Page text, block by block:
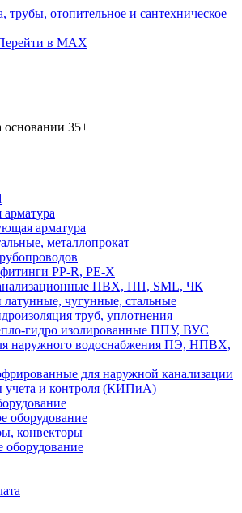
основании 35+
арматура
арматура
металлопрокат
PP-R, PE-X
ПВХ, ПП, SML, ЧК
чугунные, стальные
труб, уплотнения
гидро изолированные ППУ, ВУС
наружного водоснабжения ПЭ, НПВХ,
для наружной канализации
учета и контроля (КИПиА)
оборудование
конвекторы
оборудование